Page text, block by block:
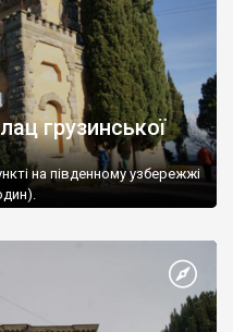
грузинської
на південному узбережжі